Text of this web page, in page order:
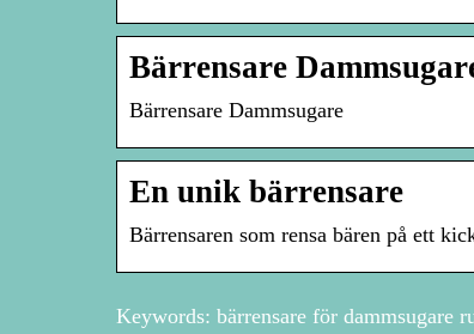
Bärrensare
Bärrensare Dammsugare
En unik bärrensare
Bärrensaren som rensa bären på ett
Keywords: bärrensare för dammsugare